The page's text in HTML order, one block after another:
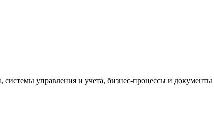
управления и учета, бизнес-процессы и документы